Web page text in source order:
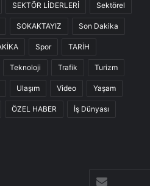
SEKTÖR LİDERLERİ Sektörel
SOKAKTAYIZ Son Dakika
Spor TARİH
Teknoloji Trafik Turizm
Ulaşım Video Yaşam
ÖZEL HABER İş Dünyası